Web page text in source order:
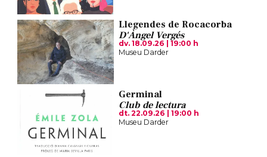
Llegendes de Rocacorba
D'Àngel Vergés
dv. 18.09.26 |19:00 h
Museu Darder
Germinal
Club de lectura
dt. 22.09.26 |19:00 h
Museu Darder